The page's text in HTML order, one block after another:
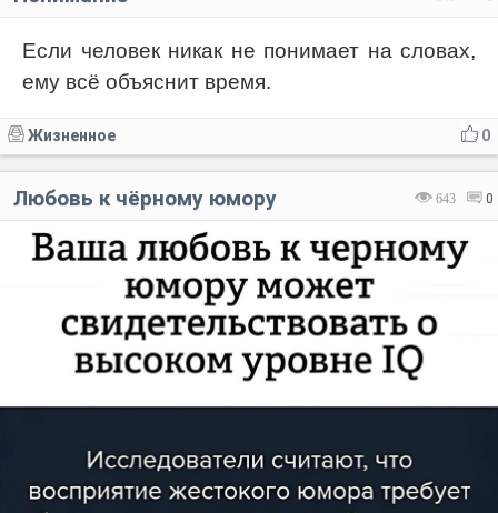
Если человек никак не понимает на словах,
ему всё объяснит время.
0
Жизненное
643 0
Любовь к чёрному юмору